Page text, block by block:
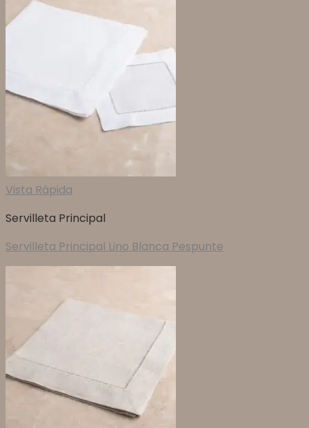
Vista Rápida
Servilleta Principal
Servilleta Principal Lino Blanca Pespunte